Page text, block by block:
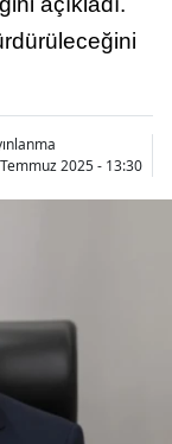
2025 - 13:30